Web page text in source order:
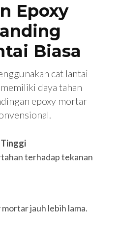
Epoxy
Biasa
cat lantai
daya tahan
epoxy mortar
terhadap tekanan
jauh lebih lama.